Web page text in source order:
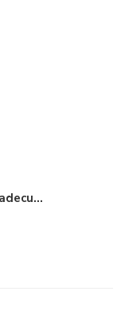
Parmigiano Reggiano: cómo elegir el adecuado